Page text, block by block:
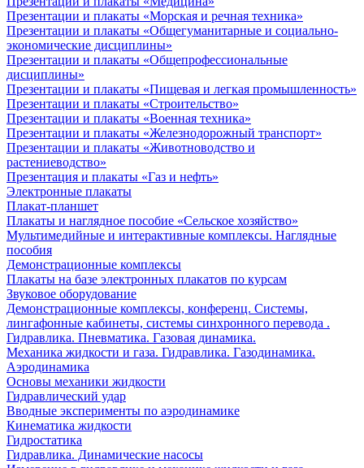
Презентации и плакаты «Морская и речная техника»
Презентации и плакаты «Общегуманитарные и социально-
экономические дисциплины»
Презентации и плакаты «Общепрофессиональные
дисциплины»
Презентации и плакаты «Пищевая и легкая промышленность»
Презентации и плакаты «Строительство»
Презентации и плакаты «Военная техника»
Презентации и плакаты «Железнодорожный транспорт»
Презентации и плакаты «Животноводство и
растениеводство»
Презентация и плакаты «Газ и нефть»
Электронные плакаты
Плакат-планшет
Плакаты и наглядное пособие «Сельское хозяйство»
Мультимедийные и интерактивные комплексы. Наглядные
пособия
Демонстрационные комплексы
Плакаты на базе электронных плакатов по курсам
Звуковое оборудование
Демонстрационные комплексы, конференц. Системы,
лингафонные кабинеты, системы синхронного перевода .
Гидравлика. Пневматика. Газовая динамика.
Механика жидкости и газа. Гидравлика. Газодинамика.
Аэродинамика
Основы механики жидкости
Гидравлический удар
Вводные эксперименты по аэродинамике
Кинематика жидкости
Гидростатика
Гидравлика. Динамические насосы